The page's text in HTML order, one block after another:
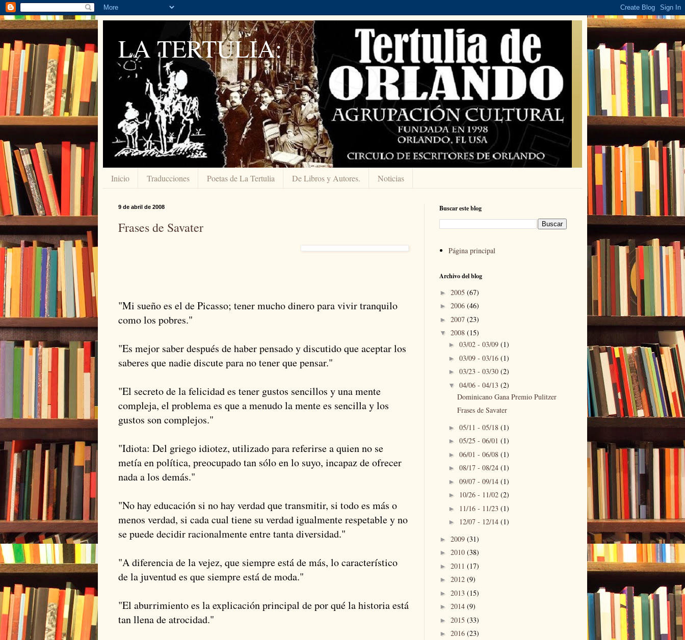
LA TERTULIA:
Inicio Traducciones Poetas de La Tertulia De Libros y Autores. Noticias
9 de abril de 2008
Frases de Savater
"Mi sueño es el de Picasso; tener mucho dinero para vivir tranquilo
como los pobres."
"Es mejor saber después de haber pensado y discutido que aceptar los
saberes que nadie discute para no tener que pensar."
"El secreto de la felicidad es tener gustos sencillos y una mente
compleja, el problema es que a menudo la mente es sencilla y los
gustos son complejos."
"Idiota: Del griego idiotez, utilizado para referirse a quien no se
metía en política, preocupado tan sólo en lo suyo, incapaz de ofrecer
nada a los demás."
"No hay educación si no hay verdad que transmitir, si todo es más o
menos verdad, si cada cual tiene su verdad igualmente respetable y no
se puede decidir racionalmente entre tanta diversidad."
"A diferencia de la vejez, que siempre está de más, lo característico
de la juventud es que siempre está de moda."
"El aburrimiento es la explicación principal de por qué la historia está
tan llena de atrocidad."
Buscar este blog
Página principal
Archivo del blog
► 2005 (67)
► 2006 (46)
► 2007 (23)
▼ 2008 (15)
► 03/02 - 03/09 (1)
► 03/09 - 03/16 (1)
► 03/23 - 03/30 (2)
▼ 04/06 - 04/13 (2)
Dominicano Gana Premio Pulitzer
Frases de Savater
► 05/11 - 05/18 (1)
► 05/25 - 06/01 (1)
► 06/01 - 06/08 (1)
► 08/17 - 08/24 (1)
► 09/07 - 09/14 (1)
► 10/26 - 11/02 (2)
► 11/16 - 11/23 (1)
► 12/07 - 12/14 (1)
► 2009 (31)
► 2010 (38)
► 2011 (17)
► 2012 (9)
► 2013 (15)
► 2014 (9)
► 2015 (33)
► 2016 (23)